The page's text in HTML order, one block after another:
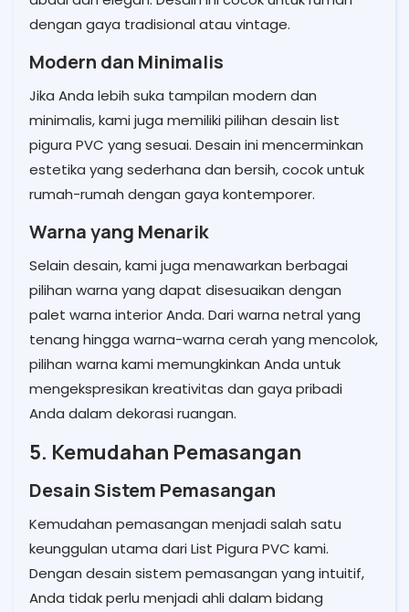
dengan gaya tradisional atau vintage.
Modern dan Minimalis
Jika Anda lebih suka tampilan modern dan
minimalis, kami juga memiliki pilihan desain list
pigura PVC yang sesuai. Desain ini mencerminkan
estetika yang sederhana dan bersih, cocok untuk
rumah-rumah dengan gaya kontemporer.
Warna yang Menarik
Selain desain, kami juga menawarkan berbagai
pilihan warna yang dapat disesuaikan dengan
palet warna interior Anda. Dari warna netral yang
tenang hingga warna-warna cerah yang mencolok,
pilihan warna kami memungkinkan Anda untuk
mengekspresikan kreativitas dan gaya pribadi
Anda dalam dekorasi ruangan.
5. Kemudahan Pemasangan
Desain Sistem Pemasangan
Kemudahan pemasangan menjadi salah satu
keunggulan utama dari List Pigura PVC kami.
Dengan desain sistem pemasangan yang intuitif,
Anda tidak perlu menjadi ahli dalam bidang